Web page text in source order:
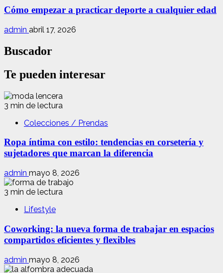
Cómo empezar a practicar deporte a cualquier edad
admin abril 17, 2026
Buscador
Te pueden interesar
3 min de lectura
Colecciones / Prendas
Ropa íntima con estilo: tendencias en corsetería y
sujetadores que marcan la diferencia
admin mayo 8, 2026
3 min de lectura
Lifestyle
Coworking: la nueva forma de trabajar en espacios
compartidos eficientes y flexibles
admin mayo 8, 2026